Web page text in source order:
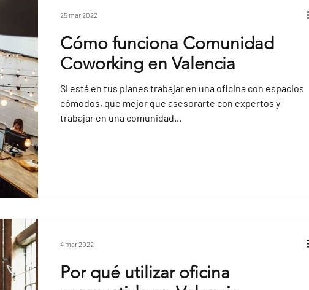
Cómo funciona Comunidad
Coworking en Valencia
Si está en tus planes trabajar en una oficina con espacios
cómodos, que mejor que asesorarte con expertos y
trabajar en una comunidad...
25 mar 2022
Por qué utilizar oficina
4 mar 2022